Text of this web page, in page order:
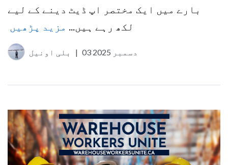
بارے میں ایک مختصر اپ ڈیٹ دینے کے لیے
لکھ رہے ہیں... مزید پڑھیں
بلی اونیل | 03 دسمبر 2025